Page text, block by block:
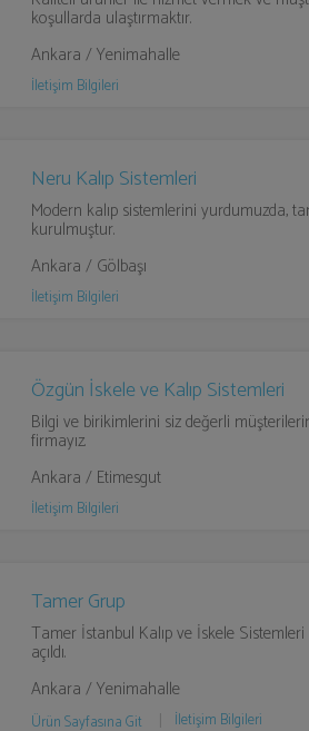
koşullarda ulaştırmaktır.
Ankara / Yenimahalle
İletişim Bilgileri
Neru Kalıp Sistemleri
Modern kalıp sistemlerini yurdumuzda,
kurulmuştur.
Ankara / Gölbaşı
İletişim Bilgileri
Özgün İskele ve Kalıp Sistemleri
Bilgi ve birikimlerini siz değerli
firmayız.
Ankara / Etimesgut
İletişim Bilgileri
Tamer Grup
Tamer İstanbul Kalıp ve İskele
açıldı.
Ankara / Yenimahalle
Ürün Sayfasına Git İletişim Bilgileri